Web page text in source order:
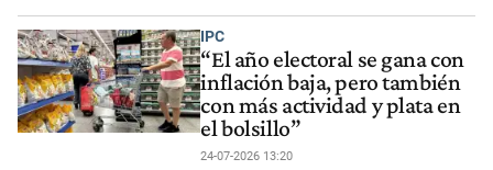
IPC
“El año electoral se gana con
inflación baja, pero también
con más actividad y plata en
el bolsillo”
24-07-2026 13:20